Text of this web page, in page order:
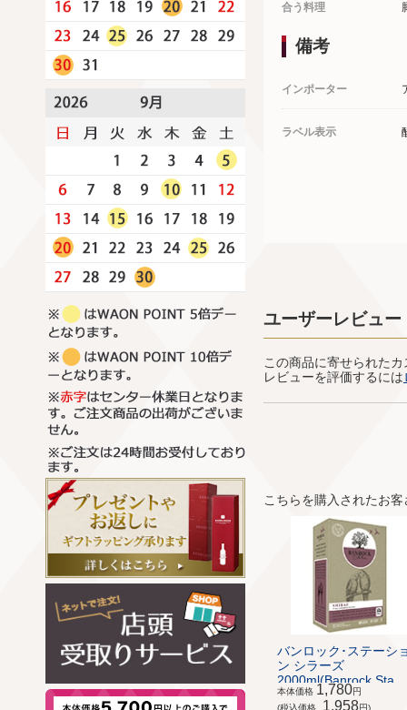
合う料理
備考
インポーター
ラベル表示
ユーザーレビュー
この商品に寄せられた
レビューを評価するには
こちらを購入されたお
バンロック･ステーシ
ン シラーズ
2000ml(Banrock Sta...
本体価格 1,780円
(税込価格
1,958円)